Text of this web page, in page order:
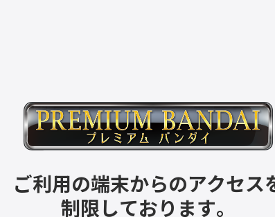
ご利用の端末からのアクセス
制限しております。